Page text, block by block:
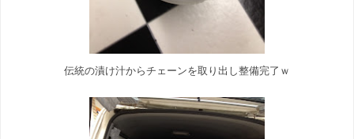
伝統の漬け汁からチェーンを取り出し整備完了ｗ